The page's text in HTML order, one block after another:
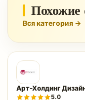
Похожие
Вся категория →
Арт-Холдинг
5.0